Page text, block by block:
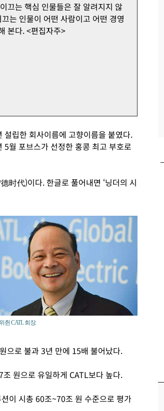
끄는 핵심 인물들은 잘 알려지지 않
는 인물이 어떤 사람이고 어떤 경영
본다. <편집자주>
립한 회사이름에 고향이름을 붙였다.
월 포브스가 선정한 홍콩 최고 부호로
时代)이다. 한글로 풀어내면 ‘닝더의 시
췬 CATL 회장.
으로 불과 3년 만에 15배 불어났다.
원으로 유일하게 CATL보다 높다.
이 시총 60조~70조 원 수준으로 평가